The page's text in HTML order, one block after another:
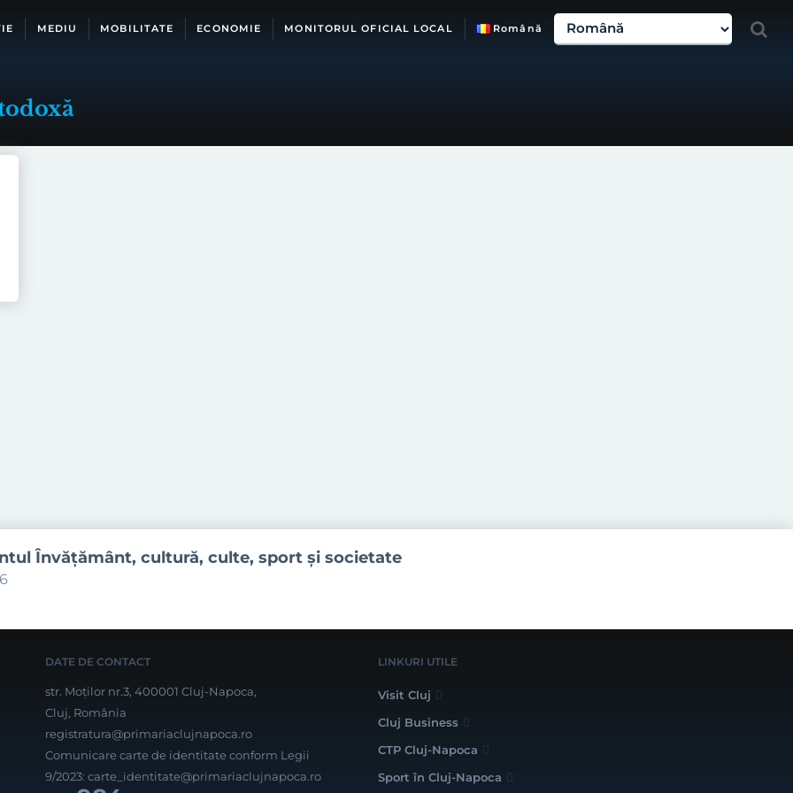
MEDIU MOBILITATE ECONOMIE MONITORUL OFICIAL LOCAL Română
Învăţământ, cultură, culte, sport şi societate
DATE DE CONTACT
str. Moților nr.3, 400001 Cluj-Napoca,
Cluj, România
registratura@primariaclujnapoca.ro
Comunicare carte de identitate conform Legii
9/2023: carte_identitate@primariaclujnapoca.ro
LINKURI UTILE
Visit Cluj
Cluj Business
CTP Cluj-Napoca
Sport în Cluj-Napoca